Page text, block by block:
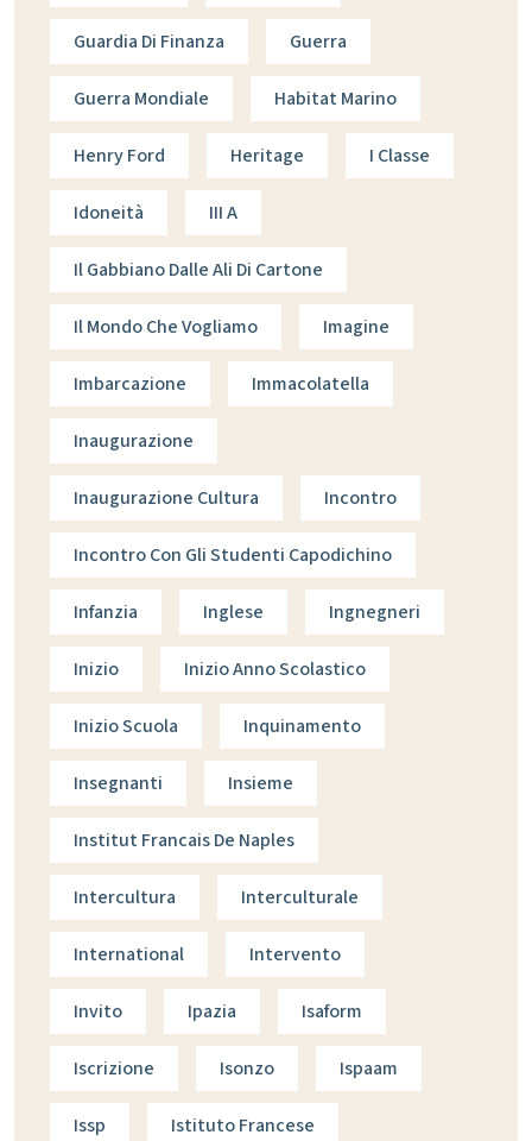
Guardia Di Finanza Guerra
Guerra Mondiale Habitat Marino
Henry Ford Heritage I Classe
Idoneità III A
Il Gabbiano Dalle Ali Di Cartone
Il Mondo Che Vogliamo Imagine
Imbarcazione Immacolatella
Inaugurazione
Inaugurazione Cultura Incontro
Incontro Con Gli Studenti Capodichino
Infanzia Inglese Ingnegneri
Inizio Inizio Anno Scolastico
Inizio Scuola Inquinamento
Insegnanti Insieme
Institut Francais De Naples
Intercultura Interculturale
International Intervento
Invito Ipazia Isaform
Iscrizione Isonzo Ispaam
Issp Istituto Francese